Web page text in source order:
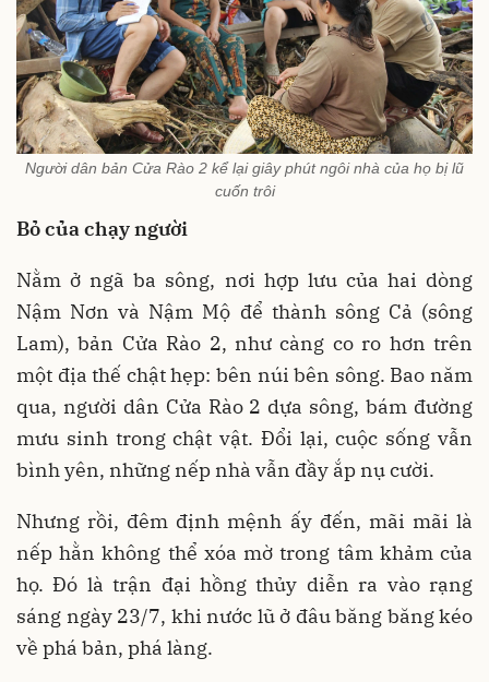
Người dân bản Cửa Rào 2 kể lại giây phút ngôi nhà của họ bị lũ
cuốn trôi
Bỏ của chạy người
Nằm ở ngã ba sông, nơi hợp lưu của hai dòng
Nậm Nơn và Nậm Mộ để thành sông Cả (sông
Lam), bản Cửa Rào 2, như càng co ro hơn trên
một địa thế chật hẹp: bên núi bên sông. Bao năm
qua, người dân Cửa Rào 2 dựa sông, bám đường
mưu sinh trong chật vật. Đổi lại, cuộc sống vẫn
bình yên, những nếp nhà vẫn đầy ắp nụ cười.
Nhưng rồi, đêm định mệnh ấy đến, mãi mãi là
nếp hằn không thể xóa mờ trong tâm khảm của
họ. Đó là trận đại hồng thủy diễn ra vào rạng
sáng ngày 23/7, khi nước lũ ở đâu băng băng kéo
về phá bản, phá làng.